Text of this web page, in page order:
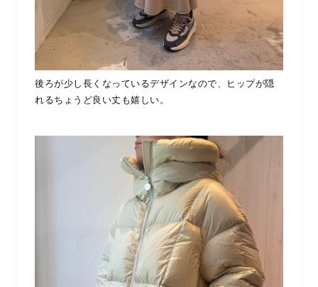
後ろが少し長くなっているデザインなので、ヒップが隠
れるちょうど良い丈も嬉しい。